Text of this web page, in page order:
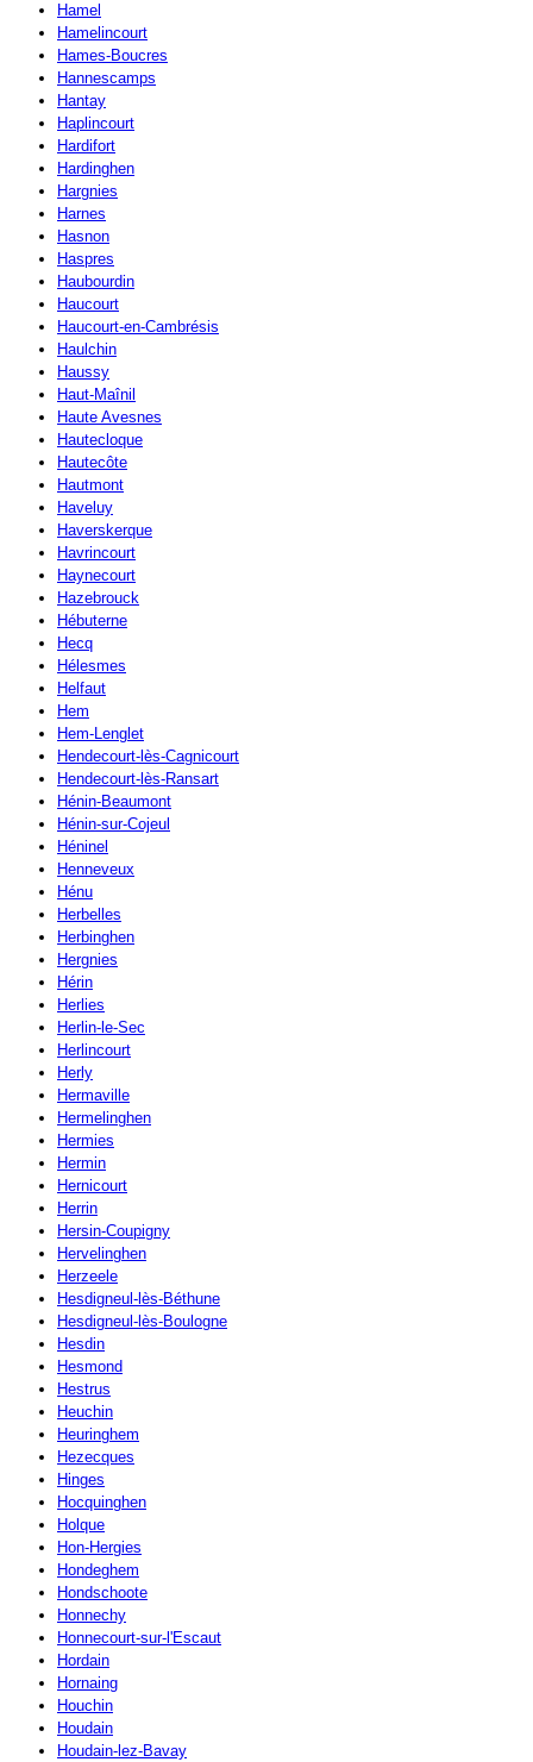
Hamel
Hamelincourt
Hames-Boucres
Hannescamps
Hantay
Haplincourt
Hardifort
Hardinghen
Hargnies
Harnes
Hasnon
Haspres
Haubourdin
Haucourt
Haucourt-en-Cambrésis
Haulchin
Haussy
Haut-Maînil
Haute Avesnes
Hautecloque
Hautecôte
Hautmont
Haveluy
Haverskerque
Havrincourt
Haynecourt
Hazebrouck
Hébuterne
Hecq
Hélesmes
Helfaut
Hem
Hem-Lenglet
Hendecourt-lès-Cagnicourt
Hendecourt-lès-Ransart
Hénin-Beaumont
Hénin-sur-Cojeul
Héninel
Henneveux
Hénu
Herbelles
Herbinghen
Hergnies
Hérin
Herlies
Herlin-le-Sec
Herlincourt
Herly
Hermaville
Hermelinghen
Hermies
Hermin
Hernicourt
Herrin
Hersin-Coupigny
Hervelinghen
Herzeele
Hesdigneul-lès-Béthune
Hesdigneul-lès-Boulogne
Hesdin
Hesmond
Hestrus
Heuchin
Heuringhem
Hezecques
Hinges
Hocquinghen
Holque
Hon-Hergies
Hondeghem
Hondschoote
Honnechy
Honnecourt-sur-l'Escaut
Hordain
Hornaing
Houchin
Houdain
Houdain-lez-Bavay